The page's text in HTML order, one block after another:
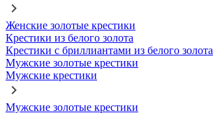
Женские золотые крестики
Крестики из белого золота
Крестики с бриллиантами из белого золота
Мужские золотые крестики
Мужские крестики
Мужские золотые крестики